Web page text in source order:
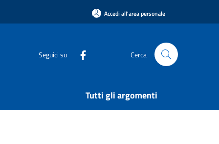
Accedi all'area personale
Seguici su Cerca
Tutti gli argomenti